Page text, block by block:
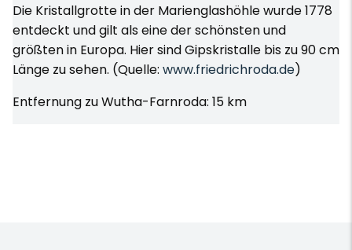
Die Kristallgrotte in der Marienglashöhle wurde 1778
entdeckt und gilt als eine der schönsten und
größten in Europa. Hier sind Gipskristalle bis zu 90 cm
Länge zu sehen. (Quelle: www.friedrichroda.de)
Entfernung zu Wutha-Farnroda: 15 km